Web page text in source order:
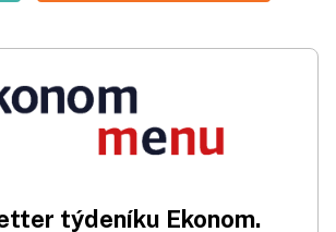
týdeníku Ekonom.